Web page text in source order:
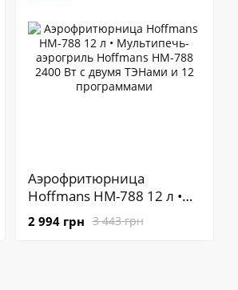
Аэрофритюрница
Hoffmans HM-788 12 л •
Мультипечь-аэрогриль
Hoffmans HM-788 2400 Вт
3 443 грн
2 994 грн